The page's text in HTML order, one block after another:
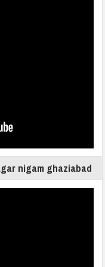
nigam ghaziabad